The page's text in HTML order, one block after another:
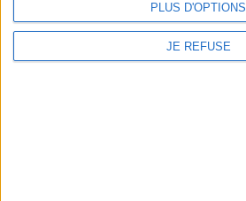
PLUS D'OPTIONS
JE REFUSE